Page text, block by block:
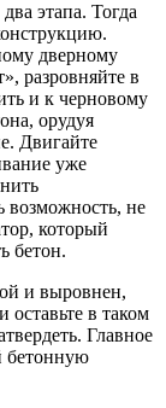
этапа. Тогда
дверному
разровняйте в
и к черновому
орудуя
Двигайте
уже
возможность, не
который
бетон.
и выровнен,
оставьте в таком
Главное
бетонную